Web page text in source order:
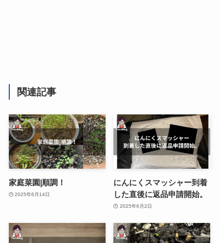
関連記事
家庭菜園|順調！
2025年6月14日
にんにくスマッシャー到着
した直後に返品申請開始。
2025年6月2日